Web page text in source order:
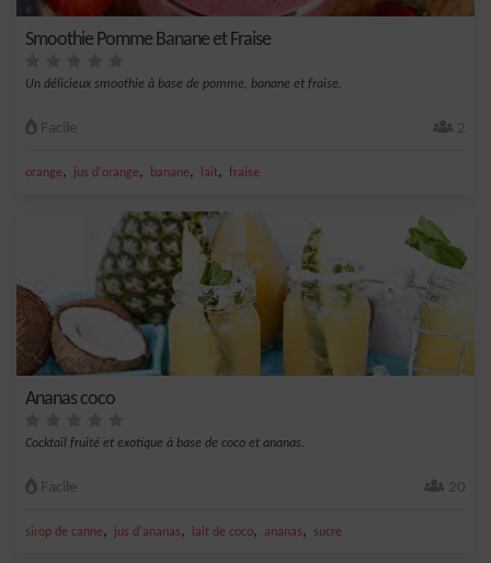
Smoothie Pomme Banane et Fraise
Un délicieux smoothie à base de pomme, banane et fraise.
Facile 2
orange, jus d'orange, banane, lait, fraise
Ananas coco
Cocktail fruité et exotique à base de coco et ananas.
Facile 20
sirop de canne, jus d'ananas, lait de coco, ananas, sucre